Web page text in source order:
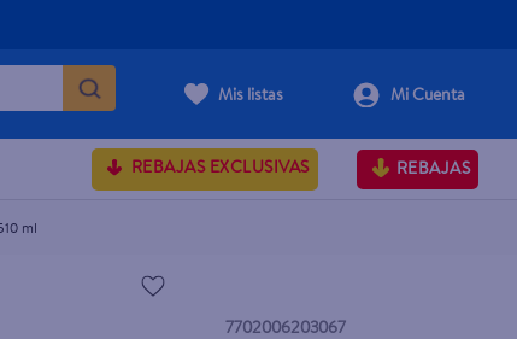
Mis listas
REBAJAS EXCLUSIVAS REBAJAS
ml
7702006203067